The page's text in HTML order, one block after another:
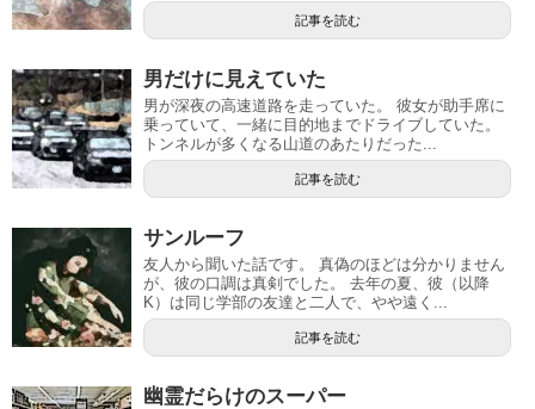
記事を読む
男だけに見えていた
男が深夜の高速道路を走っていた。 彼女が助手席に
乗っていて、一緒に目的地までドライブしていた。
トンネルが多くなる山道のあたりだった...
記事を読む
サンルーフ
友人から聞いた話です。 真偽のほどは分かりません
が、彼の口調は真剣でした。 去年の夏、彼（以降
K）は同じ学部の友達と二人で、やや遠く...
記事を読む
幽霊だらけのスーパー